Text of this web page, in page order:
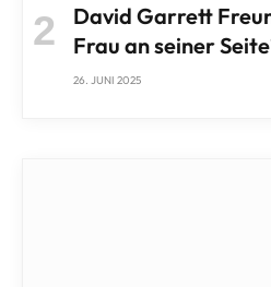
David Garrett
Frau an seiner
26. JUNI 2025